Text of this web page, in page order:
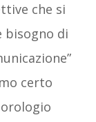
che si
bisogno di
certo